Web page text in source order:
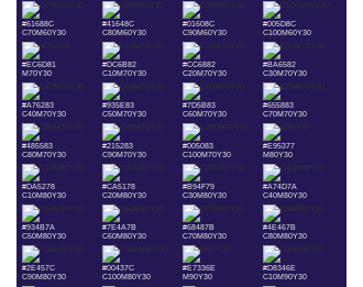
#61688C
C70M60Y30
#41648C
C80M60Y30
#01608C
C90M60Y30
#005D8C
C100M60Y30
#EC6D81
M70Y30
#DC6B82
C10M70Y30
#CC6882
C20M70Y30
#BA6582
C30M70Y30
#A76283
C40M70Y30
#935E83
C50M70Y30
#7D5B83
C60M70Y30
#655883
C70M70Y30
#485583
C80M70Y30
#215283
C90M70Y30
#005083
C100M70Y30
#E95377
M80Y30
#DA5278
C10M80Y30
#CA5178
C20M80Y30
#B94F79
C30M80Y30
#A74D7A
C40M80Y30
#934B7A
C50M80Y30
#7E4A7B
C60M80Y30
#68487B
C70M80Y30
#4E467B
C80M80Y30
#2E457C
C90M80Y30
#00437C
C100M80Y30
#E7336E
M90Y30
#D8346E
C10M90Y30